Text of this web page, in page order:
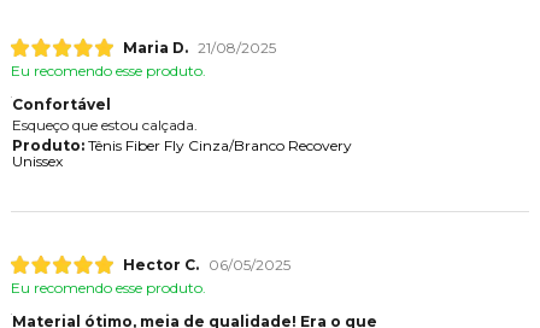
Maria D. 21/08/2025
Eu recomendo esse produto.
Confortável
Esqueço que estou calçada.
Produto:Tênis Fiber Fly Cinza/Branco Recovery
Unissex
Hector C.
06/05/2025
Eu recomendo esse produto.
Material ótimo, meia de qualidade! Era o que